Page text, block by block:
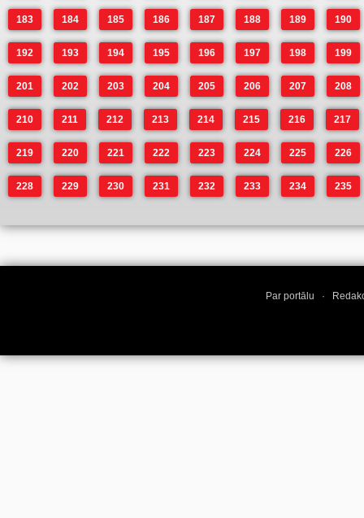
183 184 185 186 187 188 189 190
192 193 194 195 196 197 198 199
201 202 203 204 205 206 207 208
210 211 212 213 214 215 216 217
219 220 221 222 223 224 225 226
228 229 230 231 232 233 234 235
Par portālu ·